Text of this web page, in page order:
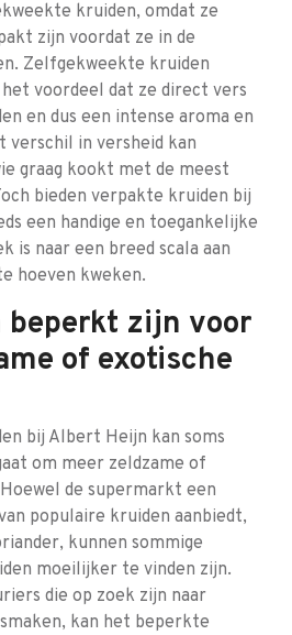
kruiden, omdat ze
zijn voordat ze in de
Zelfgekweekte kruiden
voordeel dat ze direct vers
en dus een intense aroma en
verschil in versheid kan
graag kookt met de meest
bieden verpakte kruiden bij
een handige en toegankelijke
is naar een breed scala aan
hoeven kweken.
beperkt zijn voor
of exotische
bij Albert Heijn kan soms
om meer zeldzame of
de supermarkt een
populaire kruiden aanbiedt,
kunnen sommige
moeilijker te vinden zijn.
die op zoek zijn naar
kan het beperkte